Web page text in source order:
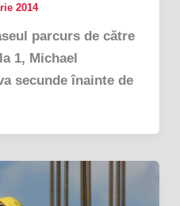
2014
parcurs de către
1, Michael
secunde înainte de